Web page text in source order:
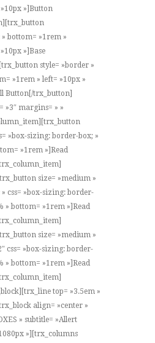
»]Button
bottom= »1rem »
»]Base
style= »border »
»1rem » left= »10px »
Button[/trx_button]
»3″ margins= » »
»box-sizing: border-box; »
»1rem »]Read
size= »medium »
css= »box-sizing: border-
» bottom= »1rem »]Read
size= »medium »
css= »box-sizing: border-
» bottom= »1rem »]Read
top= »3.5em »
align= »center »
» subtitle= »Allert
»][trx_columns